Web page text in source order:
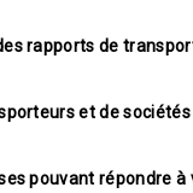
rapports de
et de
pouvant répondre à